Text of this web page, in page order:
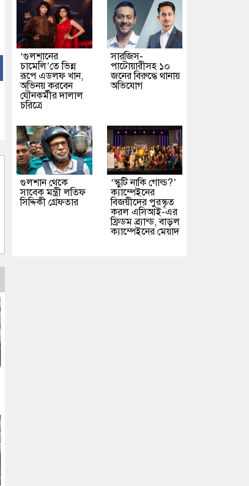
‘গুলশানের
চামেলি’তে ভিন্ন
রূপে এডলফ খান,
অভিনয় করবেন
যৌনকর্মীর দালাল
চরিত্রে
সারজিস-
পাটোয়ারীসহ ১০
জনের বিরুদ্ধে থানায়
অভিযোগ
গুলশান থেকে
সাবেক মন্ত্রী লতিফ
সিদ্দিকী গ্রেফতার
‘স্কুটি নাকি গোল্ড?’
ক্যাম্পেইনের
বিজয়ীদের পুরস্কৃত
করল এসিআই-এর
ফ্রিডম ব্র্যান্ড, বাড়ল
ক্যাম্পেইনের মেয়াদ